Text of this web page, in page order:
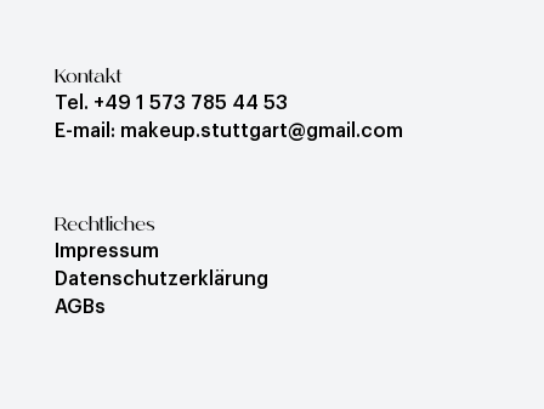
Kontakt
Tel. +49 1 573 785 44 53
E-mail: makeup.stuttgart@gmail.com
Rechtliches
Impressum
Datenschutzerklärung
AGBs